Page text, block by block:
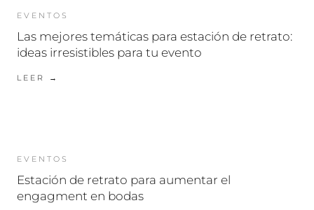
EVENTOS
Las mejores temáticas para estación de retrato:
ideas irresistibles para tu evento
LEER →
EVENTOS
Estación de retrato para aumentar el
engagment en bodas